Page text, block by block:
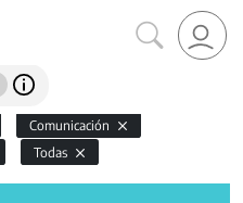
Comunicación
Todas